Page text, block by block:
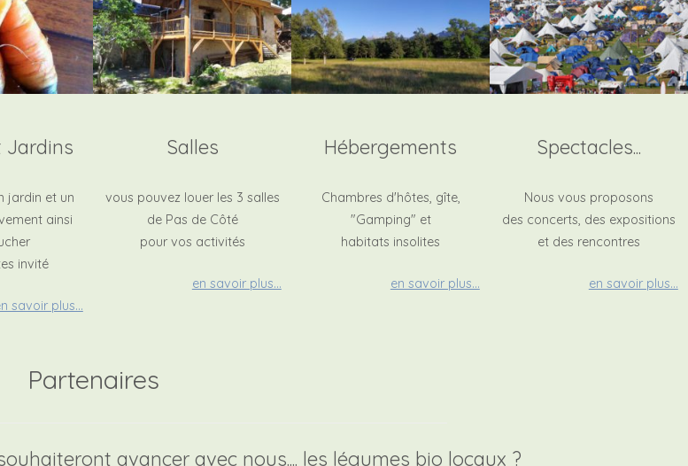
Jardins
jardin et un
ainsi
invité
savoir plus...
Salles
vous pouvez louer les 3 salles
de Pas de Côté
pour vos activités
en savoir plus...
Hébergements
Chambres d'hôtes, gîte,
"Gamping" et
habitats insolites
en savoir plus...
Spectacles...
Nous vous proposons
des concerts, des expositions
et des rencontres
en savoir plus...
Partenaires
avancer avec nous.... les légumes bio locaux ?